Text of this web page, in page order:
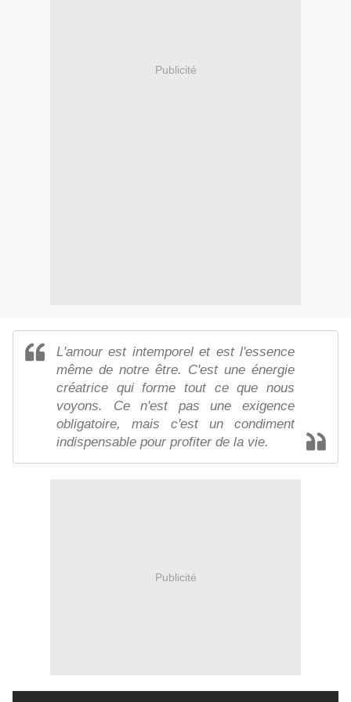
Publicité
L'amour est intemporel et est l'essence
même de notre être. C'est une énergie
créatrice qui forme tout ce que nous
voyons. Ce n'est pas une exigence
obligatoire, mais c'est un condiment
indispensable pour profiter de la vie.
Publicité